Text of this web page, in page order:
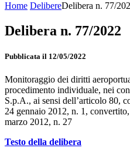
Home DelibereDelibera n. 77/
Delibera n. 77/2022
Pubblicata il 12/05/2022
Monitoraggio dei diritti
procedimento individuale, nei
S.p.A., ai sensi dell’articolo 80,
24 gennaio 2012, n. 1,
marzo 2012, n. 27
Testo della delibera